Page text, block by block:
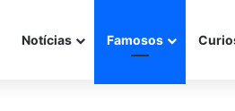
Notícias Famosos